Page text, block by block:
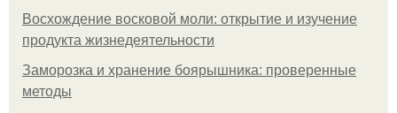
Восхождение восковой моли: открытие и изучение
продукта жизнедеятельности
Заморозка и хранение боярышника: проверенные
методы